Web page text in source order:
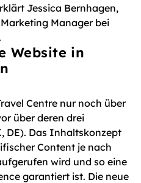
Jessica Bernhagen,
Manager bei
Website in
Centre nur noch über
über deren drei
DE). Das Inhaltskonzept
Content je nach
wird und so eine
garantiert ist. Die neue